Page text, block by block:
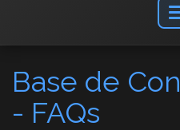
Base de
- FAQs